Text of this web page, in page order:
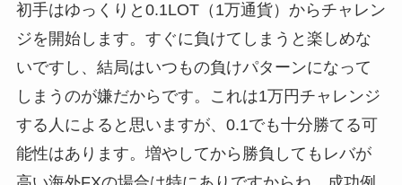
初手はゆっくりと0.1LOT（1万通貨）からチャレン
ジを開始します。すぐに負けてしまうと楽しめな
いですし、結局はいつもの負けパターンになって
しまうのが嫌だからです。これは1万円チャレンジ
する人によると思いますが、0.1でも十分勝てる可
能性はあります。増やしてから勝負してもレバが